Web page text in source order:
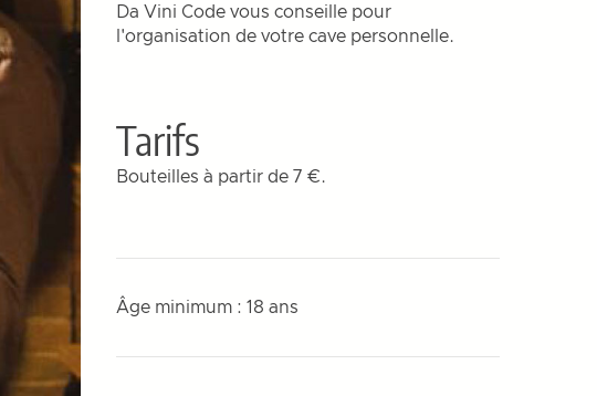
Da Vini Code vous conseille pour
l'organisation de votre cave personnelle.
Tarifs
Bouteilles à partir de 7 €.
Âge minimum : 18 ans